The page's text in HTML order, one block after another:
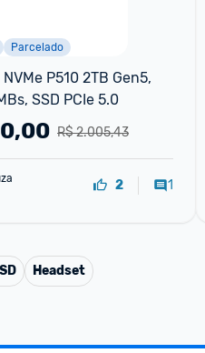
Parcelado
P510 2TB Gen5,
SSD PCIe 5.0
R$ 2.005,43
2 1
Headset